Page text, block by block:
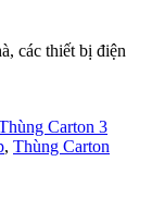
các thiết bị điện
Carton 3
, Thùng Carton